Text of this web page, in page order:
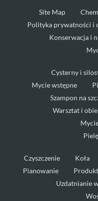
Site Map
Polityka prywatności i
Konserwacja i
Cysterny i
Mycie wstępne
Szampon na
Warsztat i
Czyszczenie Koła
Pianowanie
Uzdatnianie